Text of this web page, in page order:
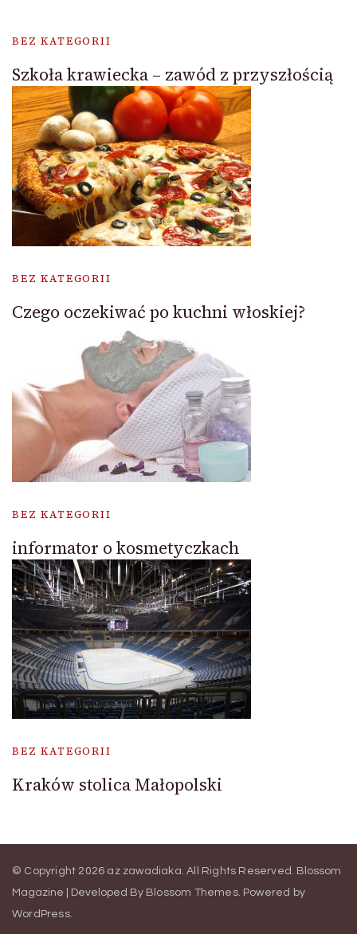
BEZ KATEGORII
Szkoła krawiecka – zawód z przyszłością
BEZ KATEGORII
Czego oczekiwać po kuchni włoskiej?
BEZ KATEGORII
informator o kosmetyczkach
BEZ KATEGORII
Kraków stolica Małopolski
© Copyright 2026 az zawadiaka. All Rights Reserved. Blossom
Magazine | Developed By Blossom Themes. Powered by
WordPress.